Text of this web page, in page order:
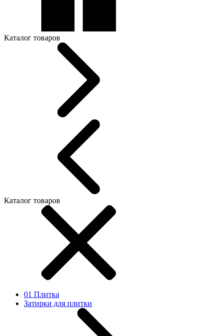
Каталог товаров
Каталог товаров
01 Плитка
Затирки для плитки